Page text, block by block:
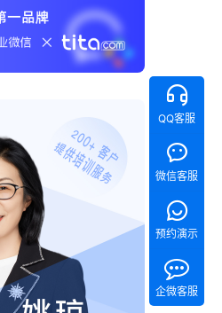
QQ客服
微信客服
预约演示
企微客服